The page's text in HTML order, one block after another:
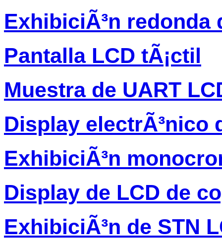
ExhibiciÃ³n redonda
Pantalla LCD tÃ¡ctil
Muestra de UART
Display electrÃ³nico
ExhibiciÃ³n
Display de LCD de
ExhibiciÃ³n de STN